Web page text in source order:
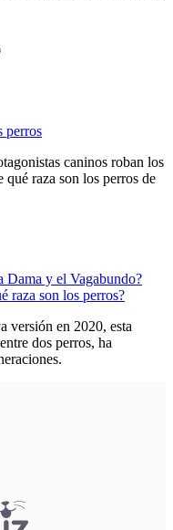
perros
caninos roban los
qué raza son los perros de
Dama y el Vagabundo?
raza son los perros?
versión en 2020, esta
entre dos perros, ha